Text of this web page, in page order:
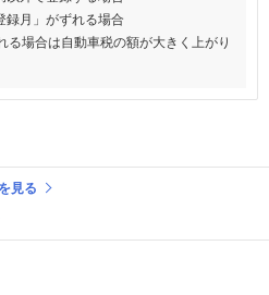
録月」がずれる場合
る場合は自動車税の額が大きく上がり
見る